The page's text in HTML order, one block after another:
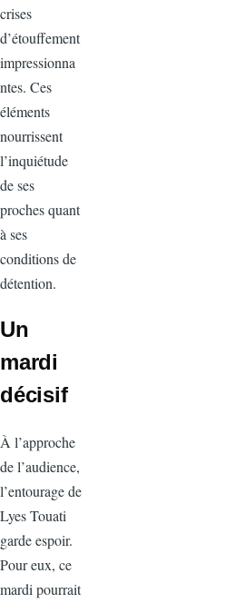
crises
d’étouffement
impressionna
ntes. Ces
éléments
nourrissent
l’inquiétude
de ses
proches quant
à ses
conditions de
détention.
Un
mardi
décisif
À l’approche
de l’audience,
l’entourage de
Lyes Touati
garde espoir.
Pour eux, ce
mardi pourrait